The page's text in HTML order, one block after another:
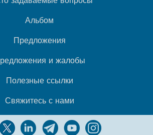
Альбом
Предложения
и жалобы
Полезные ссылки
Свяжитесь с нами